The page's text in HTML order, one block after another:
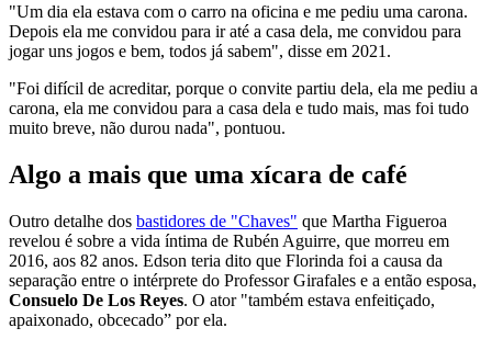
"Um dia ela estava com o carro na oficina e me pediu uma carona.
Depois ela me convidou para ir até a casa dela, me convidou para
jogar uns jogos e bem, todos já sabem", disse em 2021.
"Foi difícil de acreditar, porque o convite partiu dela, ela me pediu a
carona, ela me convidou para a casa dela e tudo mais, mas foi tudo
muito breve, não durou nada", pontuou.
Algo a mais que uma xícara de café
Outro detalhe dos bastidores de "Chaves" que Martha Figueroa
revelou é sobre a vida íntima de Rubén Aguirre, que morreu em
2016, aos 82 anos. Edson teria dito que Florinda foi a causa da
separação entre o intérprete do Professor Girafales e a então esposa,
Consuelo De Los Reyes. O ator "também estava enfeitiçado,
apaixonado, obcecado” por ela.